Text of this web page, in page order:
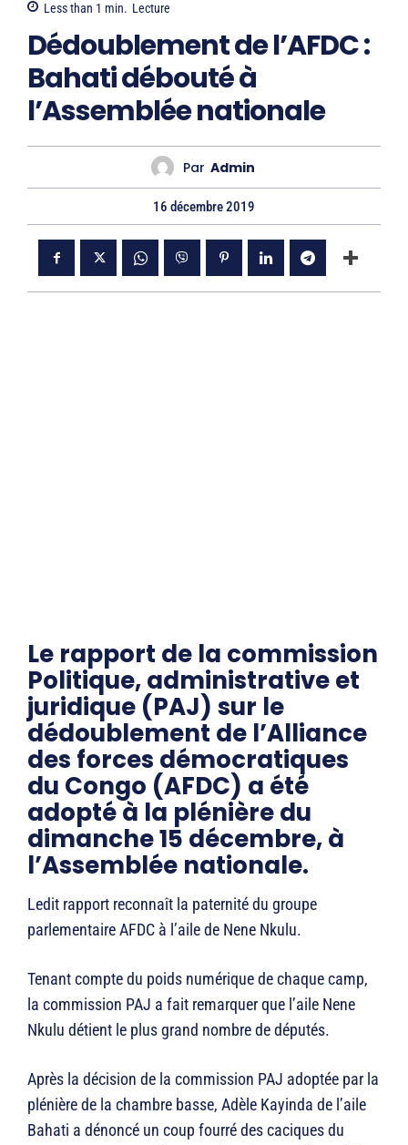
Less than 1 min. Lecture
Dédoublement de l’AFDC :
Bahati débouté à
l’Assemblée nationale
Par Admin
16 décembre 2019
Le rapport de la commission
Politique, administrative et
juridique (PAJ) sur le
dédoublement de l’Alliance
des forces démocratiques
du Congo (AFDC) a été
adopté à la plénière du
dimanche 15 décembre, à
l’Assemblée nationale.
Ledit rapport reconnaît la paternité du groupe
parlementaire AFDC à l’aile de Nene Nkulu.
Tenant compte du poids numérique de chaque camp,
la commission PAJ a fait remarquer que l’aile Nene
Nkulu détient le plus grand nombre de députés.
Après la décision de la commission PAJ adoptée par la
plénière de la chambre basse, Adèle Kayinda de l’aile
Bahati a dénoncé un coup fourré des caciques du